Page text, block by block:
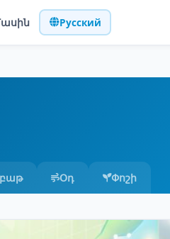
Русский
Օդ Փոշի